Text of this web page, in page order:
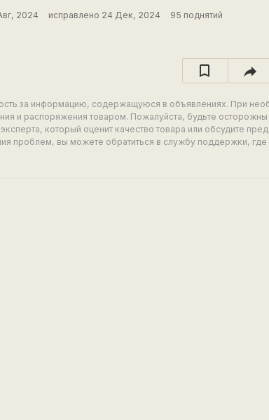
2024 исправлено 24 Дек, 2024 95 поднятий
за информацию, содержащуюся в объявлениях. При
и распоряжения товаром. Пожалуйста, будьте
который оценит качество товара или обсудите
проблем, вы можете обратиться в службу поддержки, где